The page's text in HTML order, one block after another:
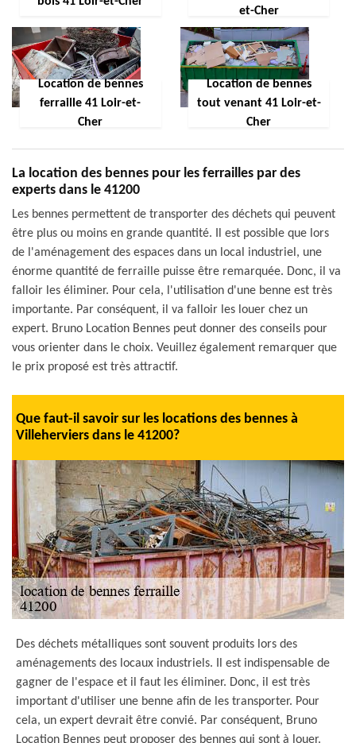
et-Cher
Location de bennes
ferraille 41 Loir-et-
Cher
Location de bennes
tout venant 41 Loir-et-
Cher
La location des bennes pour les ferrailles par des
experts dans le 41200
Les bennes permettent de transporter des déchets qui peuvent
être plus ou moins en grande quantité. Il est possible que lors
de l'aménagement des espaces dans un local industriel, une
énorme quantité de ferraille puisse être remarquée. Donc, il va
falloir les éliminer. Pour cela, l'utilisation d'une benne est très
importante. Par conséquent, il va falloir les louer chez un
expert. Bruno Location Bennes peut donner des conseils pour
vous orienter dans le choix. Veuillez également remarquer que
le prix proposé est très attractif.
Que faut-il savoir sur les locations des bennes à
Villeherviers dans le 41200?
Des déchets métalliques sont souvent produits lors des
aménagements des locaux industriels. Il est indispensable de
gagner de l'espace et il faut les éliminer. Donc, il est très
important d'utiliser une benne afin de les transporter. Pour
cela, un expert devrait être convié. Par conséquent, Bruno
Location Bennes peut proposer des bennes qui sont à louer.